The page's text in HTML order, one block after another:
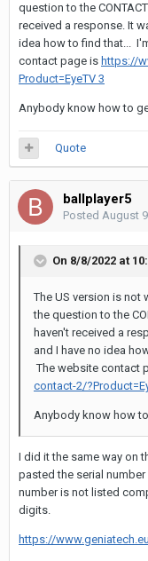
question to the
received a response. It
idea how to find that...
contact page is https://
Product=EyeTV 3
Anybody know how to
Quote
ballplayer5
Posted August
On 8/8/2022 at
The US version is not
the question to the
haven't received a
and I have no idea
The website contact
contact-2/
Anybody know how
I did it the same way on
pasted the serial number
number is not listed
digits.
https://